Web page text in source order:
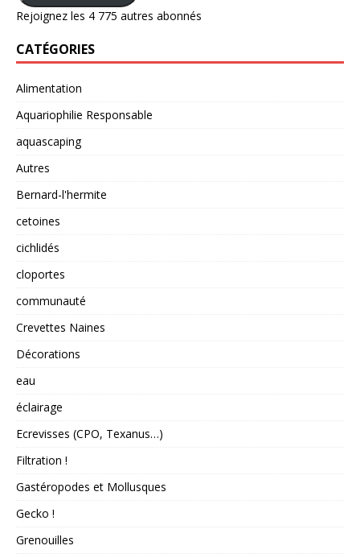
Rejoignez les 4 775 autres abonnés
CATÉGORIES
Alimentation
Aquariophilie Responsable
aquascaping
Autres
Bernard-l'hermite
cetoines
cichlidés
cloportes
communauté
Crevettes Naines
Décorations
eau
éclairage
Ecrevisses (CPO, Texanus…)
Filtration !
Gastéropodes et Mollusques
Gecko !
Grenouilles